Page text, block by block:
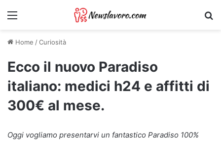
Menu
Home /Curiosità
Ecco il nuovo Paradiso
italiano: medici h24 e affitti di
300€ al mese.
Oggi vogliamo presentarvi un fantastico Paradiso 100%